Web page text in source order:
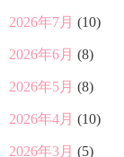
2026年7月 (10)
2026年6月 (8)
2026年5月 (8)
2026年4月 (10)
2026年3月 (5)